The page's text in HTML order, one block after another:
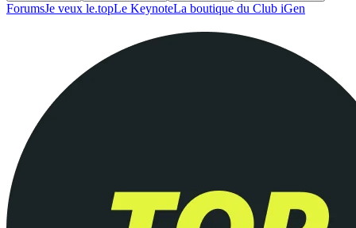
ForumsJe veux le.topLe KeynoteLa boutique du Club iGen